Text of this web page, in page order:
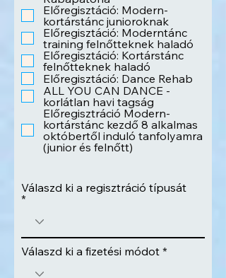
Előregisztáció: Modern-
kortárstánc junioroknak
Előregisztáció: Moderntánc
training felnőtteknek haladó
Előregisztáció: Kortárstánc
felnőtteknek haladó
Előregisztáció: Dance Rehab
ALL YOU CAN DANCE -
korlátlan havi tagság
Előregisztráció Modern-
kortárstánc kezdő 8 alkalmas
októbertől induló tanfolyamra
(junior és felnőtt)
Válaszd ki a regisztráció típusát
Válaszd ki a fizetési módot